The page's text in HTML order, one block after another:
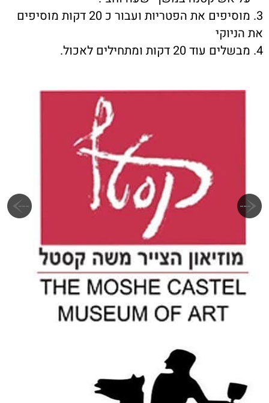
3. מוסיפים את הפטריות ועבור כ 20 דקות מוסיפים
את הניוקי
4. מבשלים עוד 20 דקות ומתחילים לאכול.